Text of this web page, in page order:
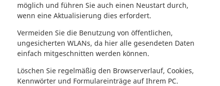
möglich und führen Sie auch einen Neustart durch,
wenn eine Aktualisierung dies erfordert.
Vermeiden Sie die Benutzung von öffentlichen,
ungesicherten WLANs, da hier alle gesendeten Daten
einfach mitgeschnitten werden können.
Löschen Sie regelmäßig den Browserverlauf, Cookies,
Kennwörter und Formulareinträge auf Ihrem PC.